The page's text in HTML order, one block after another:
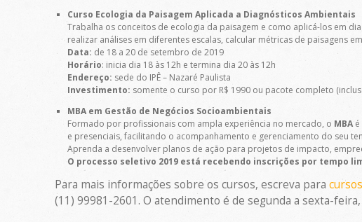
Curso Ecologia da Paisagem Aplicada a Diagnósticos Ambientais
Trabalha os conceitos de ecologia da paisagem e como aplicá-los em
realizar análises em diferentes escalas, calcular métricas de paisagens
Data: de 18 a 20 de setembro de 2019
Horário: inicia dia 18 às 12h e termina dia 20 às 12h
Endereço: sede do IPÊ – Nazaré Paulista
Investimento: somente o curso por R$ 1990 ou pacote completo
MBA em Gestão de Negócios Socioambientais
Formado por profissionais com ampla experiência no mercado, o MBAé
e presenciais, facilitando o acompanhamento e gerenciamento do seu
Aprenda a desenvolver planos de ação para projetos de impacto,
O processo seletivo 2019 está recebendo inscrições por tempo
Para mais informações sobre os cursos, escreva para
(11) 99981-2601. O atendimento é de segunda a sexta-